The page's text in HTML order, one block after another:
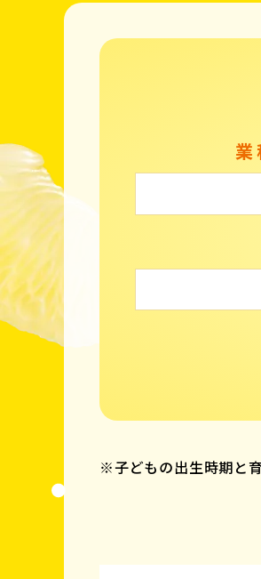
業
※子どもの出生時期と